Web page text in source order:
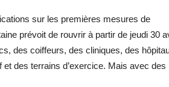
sur les premières mesures de
prévoit de rouvrir à partir de jeudi 30
des coiffeurs, des cliniques, des
des terrains d’exercice. Mais avec des